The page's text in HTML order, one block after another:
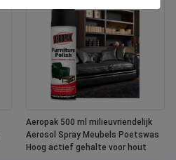
Aeropak 500 ml milieuvriendelijk
Aerosol Spray Meubels Poetswas
Hoog actief gehalte voor hout